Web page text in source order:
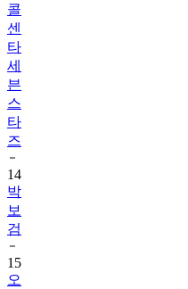
콜
센
타
세
븐
스
타
즈
14
박
보
검
15
오